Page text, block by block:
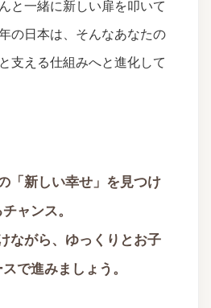
と一緒に新しい扉を叩いて
の日本は、そんなあなたの
支える仕組みへと進化して
「新しい幸せ」を見つけ
チャンス。
ながら、ゆっくりとお子
で進みましょう。